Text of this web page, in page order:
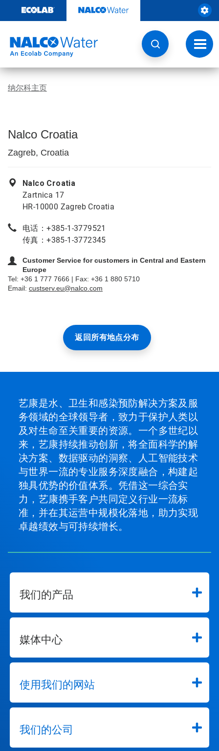
至
切
换
导
航
纳尔科主页
Nalco Croatia
Zagreb, Croatia
Nalco Croatia
Zartnica 17
HR-10000 Zagreb Croatia
电话：+385-1-3779521
传真：+385-1-3772345
Customer Service for customers in Central and Eastern
Europe
Tel: +36 1 777 7666 | Fax: +36 1 880 5710
Email: custserv.eu@nalco.com
返回所有地点分布
艺康是水、卫生和感染预防解决方案及服
务领域的全球领导者，致力于保护人类以
及对生命至关重要的资源。一个多世纪以
来，艺康持续推动创新，将全面科学的解
决方案、数据驱动的洞察、人工智能技术
与世界一流的专业服务深度融合，构建起
独具优势的价值体系。凭借这一综合实
力，艺康携手客户共同定义行业一流标
准，并在其运营中规模化落地，助力实现
卓越绩效与可持续增长。
我们的产品
媒体中心
使用我们的网站
我们的公司